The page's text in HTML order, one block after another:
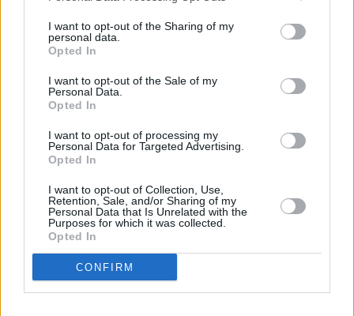
I want to opt-out of the Sharing of my
personal data.
Opted In
I want to opt-out of the Sale of my
Personal Data.
Opted In
I want to opt-out of processing my
Personal Data for Targeted Advertising.
Opted In
I want to opt-out of Collection, Use,
Retention, Sale, and/or Sharing of my
Personal Data that Is Unrelated with the
Purposes for which it was collected.
Opted In
CONFIRM
Triviño López en Jaén